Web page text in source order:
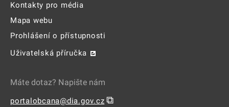
Kontakty pro média
Mapa webu
Prohlášení o přístupnosti
Uživatelská příručka
Máte dotaz? Napište nám
portalobcana@dia.gov.cz ⧉